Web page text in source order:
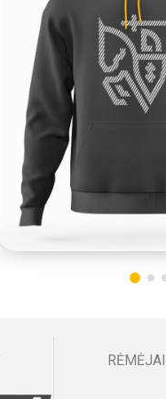
RĖMĖJAI